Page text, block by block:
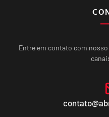
Entre em contato com